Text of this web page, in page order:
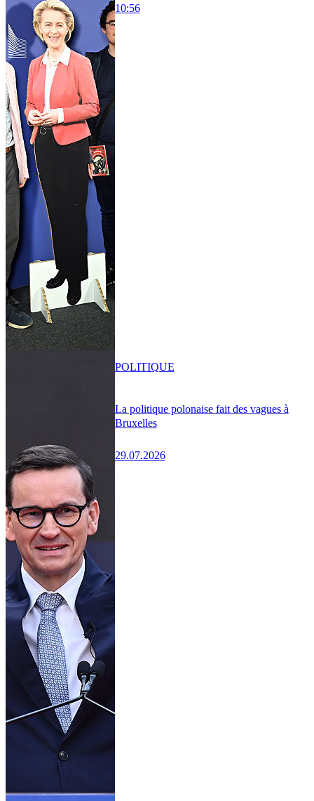
10:56
La politique polonaise fait des vagues à
Bruxelles
29.07.2026
POLITIQUE